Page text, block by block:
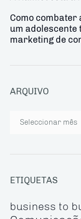
Como combater
um adolescente
marketing de
ARQUIVO
ETIQUETAS
business to